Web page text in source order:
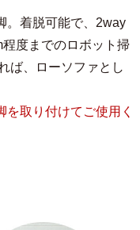
。着脱可能で、2way
度までのロボット掃
ば、ローソファとし
取り付けてご使用く